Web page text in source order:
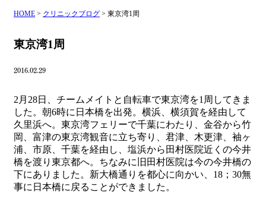
HOME > クリニックブログ > 東京湾1周
東京湾1周
2016.02.29
2月28日、チームメイトと自転車で東京湾を1周してきま
した。朝6時に日本橋を出発。横浜、横須賀を経由して
久里浜へ。東京湾フェリーで千葉にわたり、金谷から竹
岡、富津の東京湾観音に立ち寄り、君津、木更津、袖ヶ
浦、市原、千葉を経由し、塩浜から田村医院近くの今井
橋を渡り東京都へ。ちなみに旧田村医院は今の今井橋の
下にありました。新大橋通りを都心に向かい、18；30無
事に日本橋に戻ることができました。